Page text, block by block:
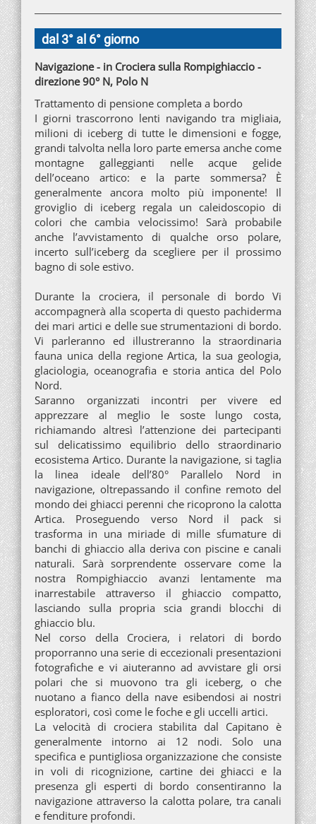
dal 3° al 6° giorno
Navigazione - in Crociera sulla Rompighiaccio -
direzione 90° N, Polo N
Trattamento di pensione completa a bordo
I giorni trascorrono lenti navigando tra migliaia,
milioni di iceberg di tutte le dimensioni e fogge,
grandi talvolta nella loro parte emersa anche come
montagne galleggianti nelle acque gelide
dell’oceano artico: e la parte sommersa? È
generalmente ancora molto più imponente! Il
groviglio di iceberg regala un caleidoscopio di
colori che cambia velocissimo! Sarà probabile
anche l’avvistamento di qualche orso polare,
incerto sull’iceberg da scegliere per il prossimo
bagno di sole estivo.
Durante la crociera, il personale di bordo Vi
accompagnerà alla scoperta di questo pachiderma
dei mari artici e delle sue strumentazioni di bordo.
Vi parleranno ed illustreranno la straordinaria
fauna unica della regione Artica, la sua geologia,
glaciologia, oceanografia e storia antica del Polo
Nord.
Saranno organizzati incontri per vivere ed
apprezzare al meglio le soste lungo costa,
richiamando altresì l’attenzione dei partecipanti
sul delicatissimo equilibrio dello straordinario
ecosistema Artico. Durante la navigazione, si taglia
la linea ideale dell’80° Parallelo Nord in
navigazione, oltrepassando il confine remoto del
mondo dei ghiacci perenni che ricoprono la calotta
Artica. Proseguendo verso Nord il pack si
trasforma in una miriade di mille sfumature di
banchi di ghiaccio alla deriva con piscine e canali
naturali. Sarà sorprendente osservare come la
nostra Rompighiaccio avanzi lentamente ma
inarrestabile attraverso il ghiaccio compatto,
lasciando sulla propria scia grandi blocchi di
ghiaccio blu.
Nel corso della Crociera, i relatori di bordo
proporranno una serie di eccezionali presentazioni
fotografiche e vi aiuteranno ad avvistare gli orsi
polari che si muovono tra gli iceberg, o che
nuotano a fianco della nave esibendosi ai nostri
esploratori, così come le foche e gli uccelli artici.
La velocità di crociera stabilita dal Capitano è
generalmente intorno ai 12 nodi. Solo una
specifica e puntigliosa organizzazione che consiste
in voli di ricognizione, cartine dei ghiacci e la
presenza gli esperti di bordo consentiranno la
navigazione attraverso la calotta polare, tra canali
e fenditure profondi.